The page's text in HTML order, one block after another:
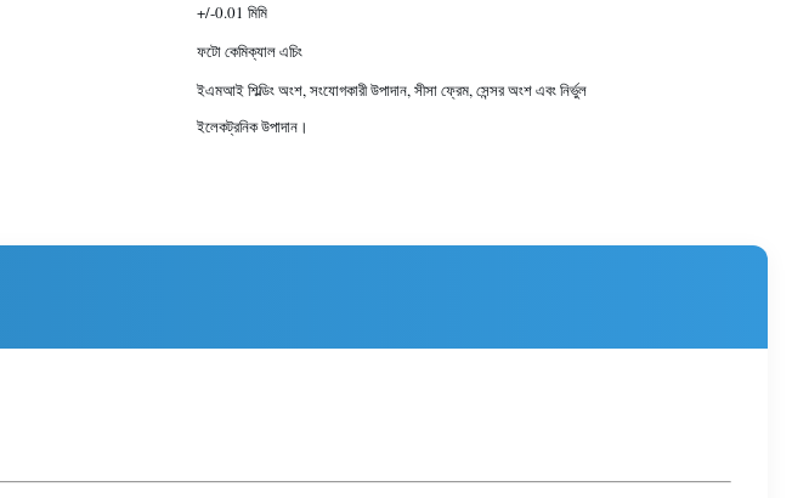
+/-0.01 মিমি
ফটো কেমিক্যাল এচিং
ইএমআই শিল্ডিং অংশ, সংযোগকারী উপাদান, সীসা ফ্রেম, সেন্সর অংশ এবং নির্ভুল
ইলেকট্রনিক উপাদান।